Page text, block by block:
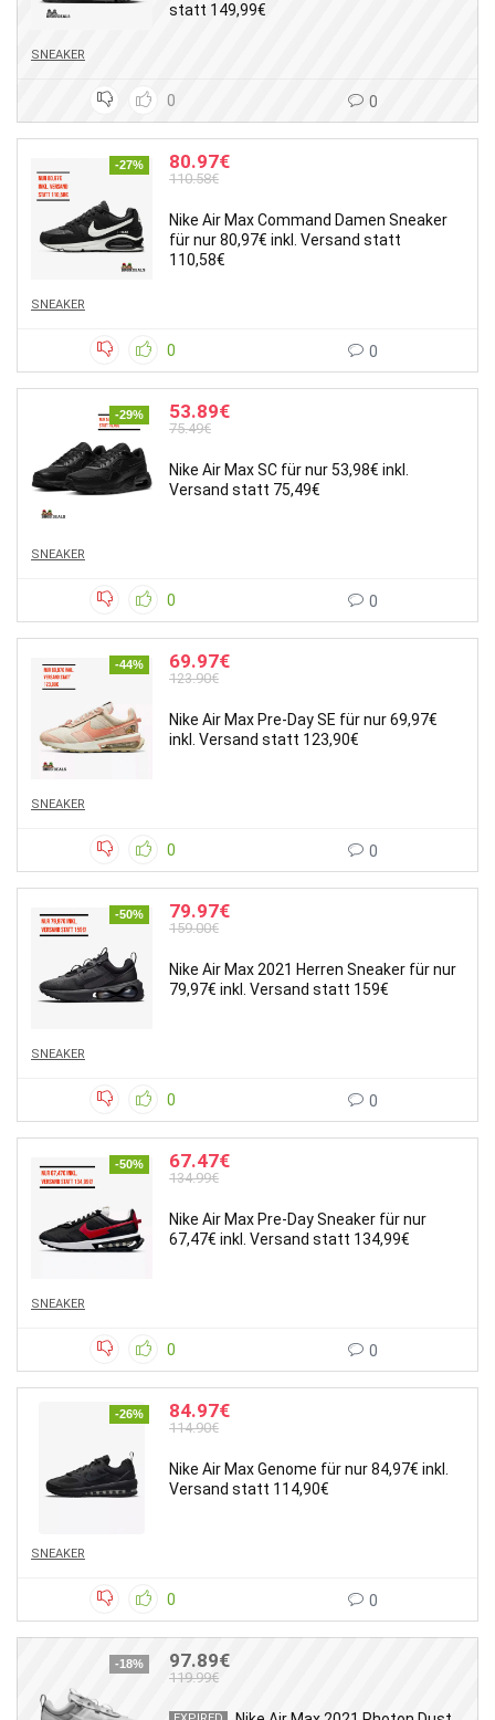
statt 149,99€
SNEAKER
0 0
-27% 80.97€
110.58€
Nike Air Max Command Damen Sneaker
für nur 80,97€ inkl. Versand statt
110,58€
SNEAKER
0 0
-29% 53.89€
75.49€
Nike Air Max SC für nur 53,98€ inkl.
Versand statt 75,49€
SNEAKER
0 0
-44% 69.97€
123.90€
Nike Air Max Pre-Day SE für nur 69,97€
inkl. Versand statt 123,90€
SNEAKER
0 0
-50% 79.97€
159.00€
Nike Air Max 2021 Herren Sneaker für nur
79,97€ inkl. Versand statt 159€
SNEAKER
0 0
-50% 67.47€
134.99€
Nike Air Max Pre-Day Sneaker für nur
67,47€ inkl. Versand statt 134,99€
SNEAKER
0 0
-26% 84.97€
114.90€
Nike Air Max Genome für nur 84,97€ inkl.
Versand statt 114,90€
SNEAKER
0 0
-18% 97.89€
119.99€